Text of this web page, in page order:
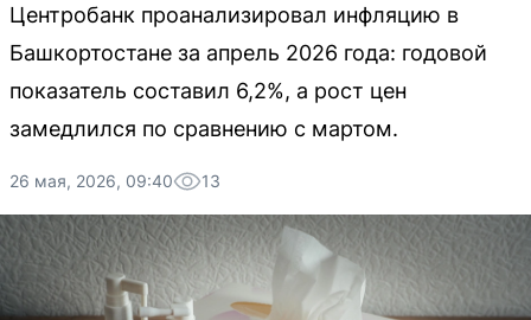
Центробанк проанализировал инфляцию в
Башкортостане за апрель 2026 года: годовой
показатель составил 6,2%, а рост цен
замедлился по сравнению с мартом.
26 мая, 2026, 09:40 13